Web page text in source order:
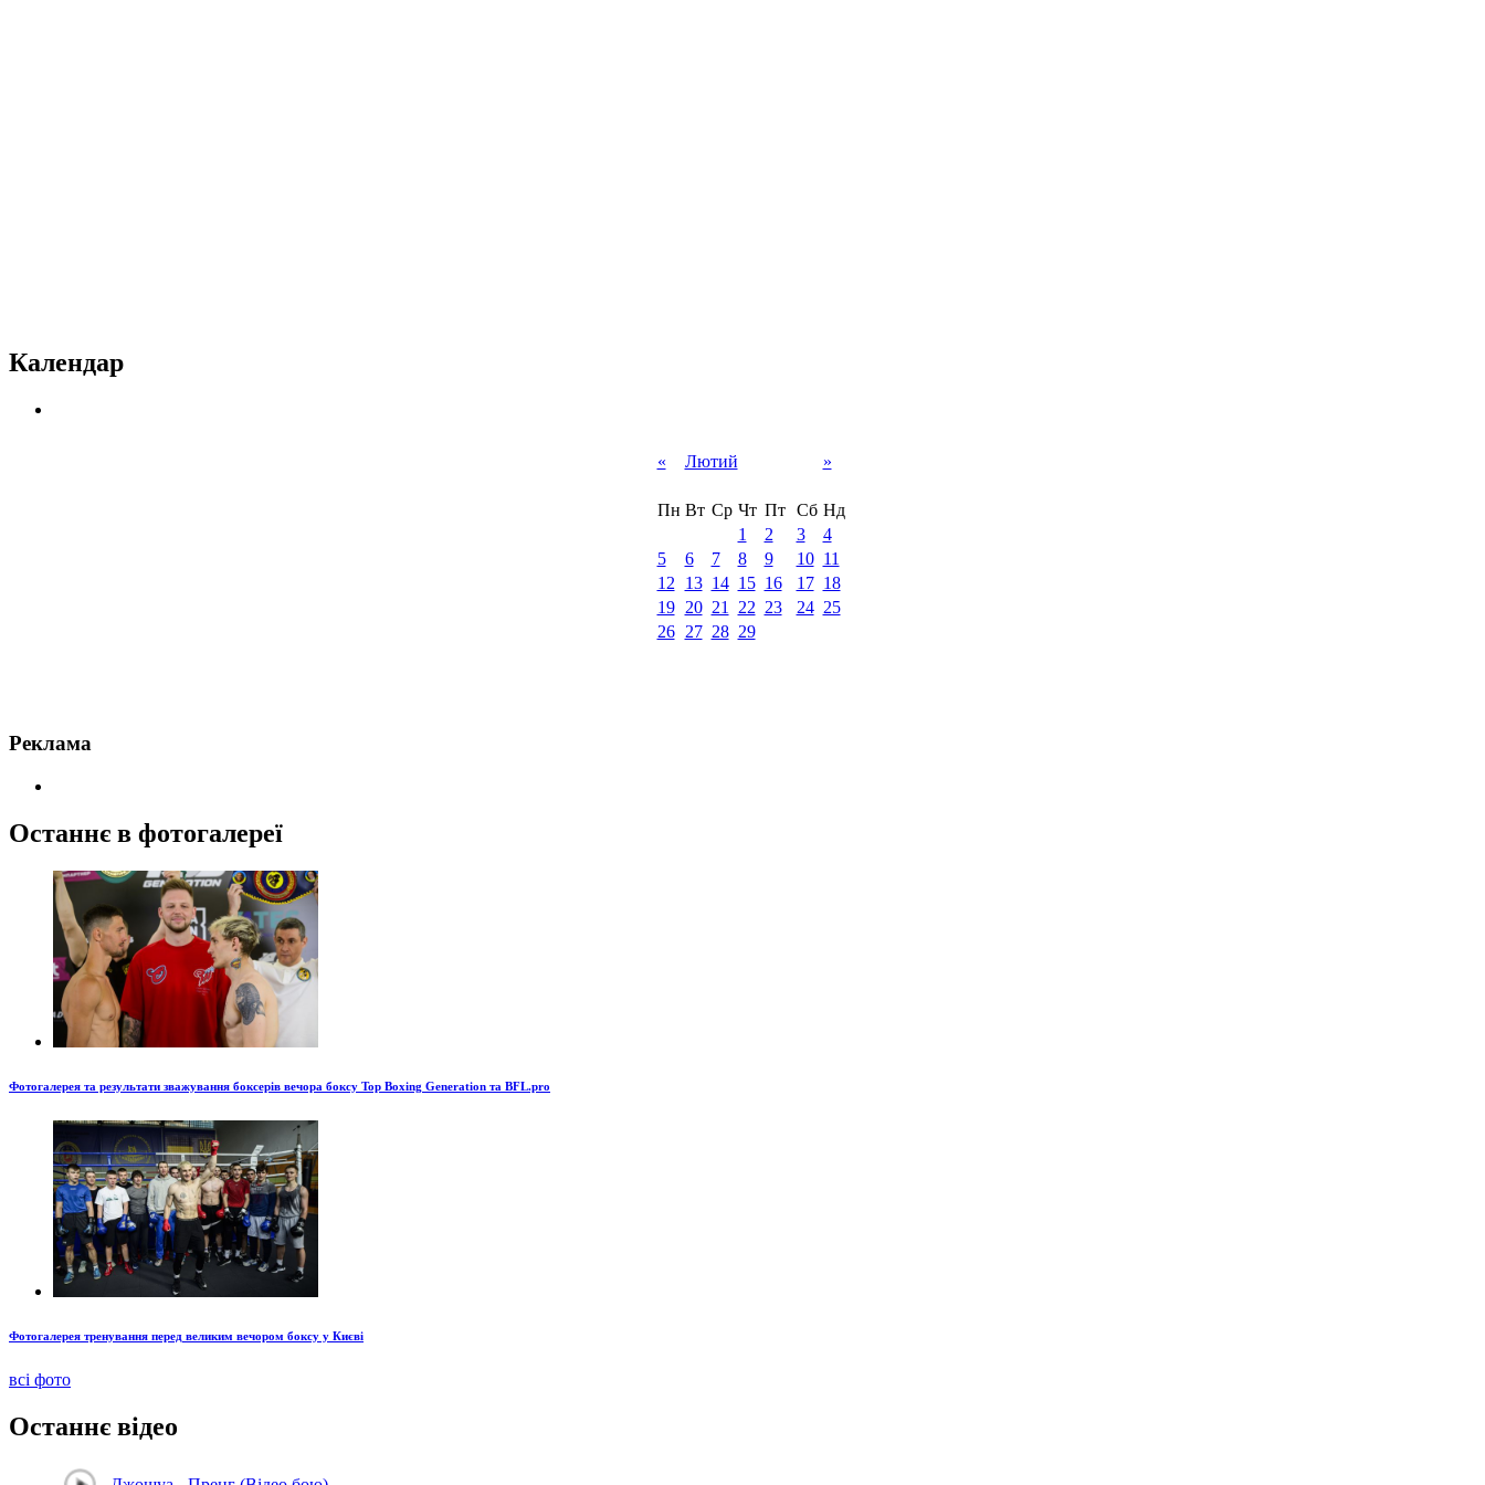
Календар
« Лютий »
Пн Вт Ср Чт Пт Сб Нд
1
2 3
4
5
6 7 8 9 10 11
12
13 14 15 16 17 18
19
20 21 22 23 24 25
26
27 28 29
Реклама
Останнє в фотогалереї
Фотогалерея та результати зважування боксерів вечора боксу Top Boxing Generation та BFL.pro
Фотогалерея тренування перед великим вечором боксу у Києві
всі фото
Останнє відео